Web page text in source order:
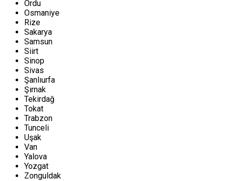
Ordu
Osmaniye
Rize
Sakarya
Samsun
Siirt
Sinop
Sivas
Şanlıurfa
Şırnak
Tekirdağ
Tokat
Trabzon
Tunceli
Uşak
Van
Yalova
Yozgat
Zonguldak